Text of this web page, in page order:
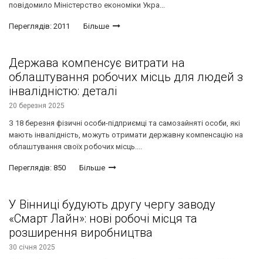
повідомило Міністерство економіки Укра...
Переглядів: 2011 Більше
Держава компенсує витрати на
облаштування робочих місць для людей з
інвалідністю: деталі
20 березня 2025
З 18 березня фізичні особи-підприємці та самозайняті особи, які
мають інвалідність, можуть отримати державну компенсацію на
облаштування своїх робочих місць....
Переглядів: 850 Більше
У Вінниці будують другу чергу заводу
«Смарт Лайн»: нові робочі місця та
розширення виробництва
30 січня 2025